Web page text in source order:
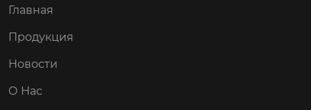
Главная
Продукция
Новости
О Нас